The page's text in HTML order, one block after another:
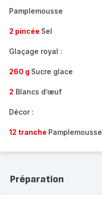
Pamplemousse
2 pincée Sel
Glaçage royal :
260 g Sucre glace
2 Blancs d’œuf
Décor :
12 tranche Pamplemousse
Préparation